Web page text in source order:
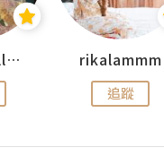
思思賢 ChillMyBabe rikalammm
追蹤